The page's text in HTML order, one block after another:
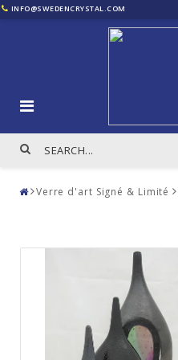
INFO@SWEDENCRYSTAL.COM
Verre d'art Signé & Limité